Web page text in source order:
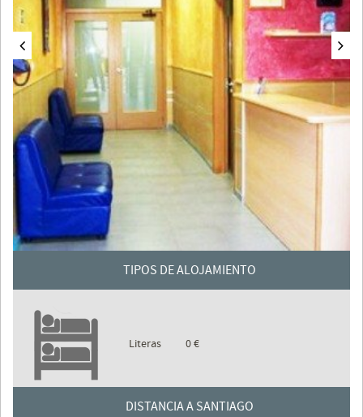
TIPOS DE ALOJAMIENTO
Literas 0 €
DISTANCIA A SANTIAGO